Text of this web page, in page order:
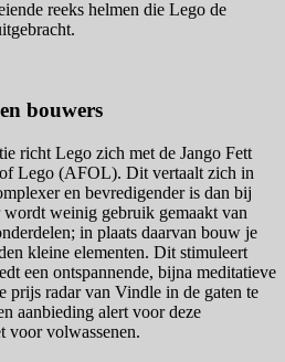
reeks helmen die Lego de
bouwers
richt Lego zich met de Jango Fett
Lego (AFOL). Dit vertaalt zich in
en bevredigender is dan bij
wordt weinig gebruik gemaakt van
in plaats daarvan bouw je
kleine elementen. Dit stimuleert
een ontspannende, bijna meditatieve
prijs radar van Vindle in de gaten te
aanbieding alert voor deze
voor volwassenen.